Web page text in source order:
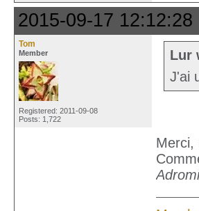
2015-09-17 12:12:28
Tom
Member
Registered: 2011-09-08
Posts: 1,722
Lur
J'ai
Merci,